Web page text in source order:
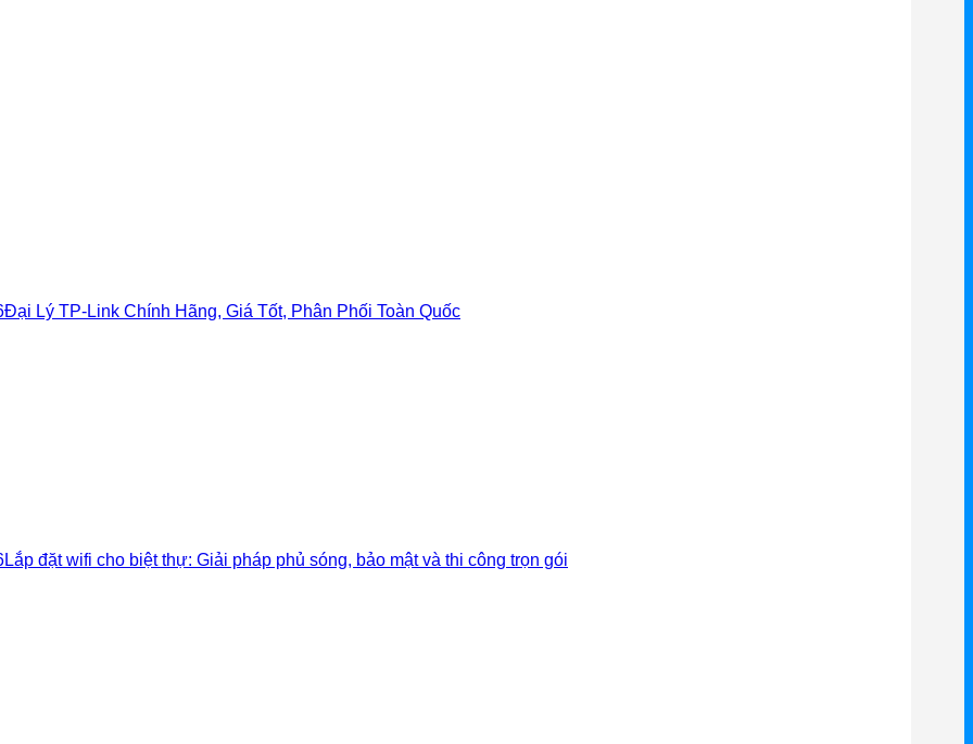
Đại Lý TP-Link Chính Hãng, Giá Tốt, Phân Phối Toàn Quốc
Lắp đặt wifi cho biệt thự: Giải pháp phủ sóng, bảo mật và thi công trọn gói